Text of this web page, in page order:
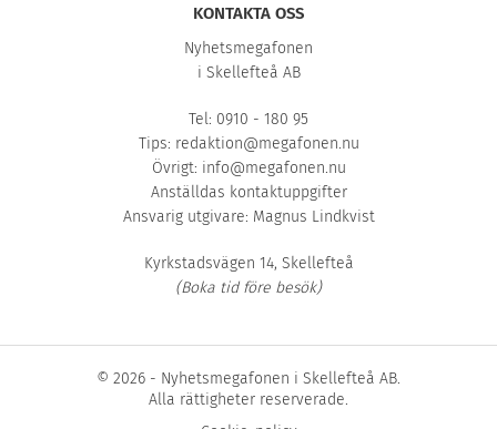
KONTAKTA OSS
Nyhetsmegafonen
i Skellefteå AB
Tel: 0910 - 180 95
Tips: redaktion@megafonen.nu
Övrigt: info@megafonen.nu
Anställdas kontaktuppgifter
Ansvarig utgivare: Magnus Lindkvist
Kyrkstadsvägen 14, Skellefteå
(Boka tid före besök)
© 2026 - Nyhetsmegafonen i Skellefteå AB.
Alla rättigheter reserverade.